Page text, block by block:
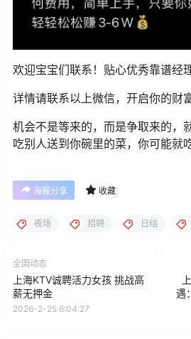
欢迎宝宝们联系！贴心优秀靠谱经
详情请联系以上微信，开启你的财
机会不是等来的，而是争取来的，
吃别人送到你碗里的菜，你可能就
海报分享 收藏
夜场 招聘 日结
全国动态
上海KTV诚聘活力女孩 挑战高
薪无押金
2026-2-25 6:04:27
遇